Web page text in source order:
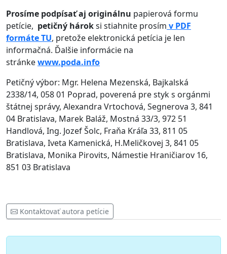
Prosíme podpísať aj originálnu papierová formu
petície, petičný hároksi stiahnite prosím v PDF
formáte TU, pretože elektronická petícia je len
informačná. Ďalšie informácie na
stránkewww.poda.info
Petičný výbor: Mgr. Helena Mezenská, Bajkalská
2338/14, 058 01 Poprad, poverená pre styk s orgánmi
štátnej správy, Alexandra Vrtochová, Segnerova 3, 841
04 Bratislava, Marek Baláž, Mostná 33/3, 972 51
Handlová, Ing. Jozef Šolc, Fraňa Kráľa 33, 811 05
Bratislava, Iveta Kamenická, H.Meličkovej 3, 841 05
Bratislava, Monika Pirovits, Námestie Hraničiarov 16,
851 03 Bratislava
Kontaktovať autora petície